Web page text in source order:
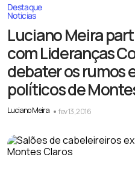
Destaque
Noticias
Luciano Meira
com Lideranças
debater os rumos
políticos de
Luciano Meira fev 13, 2016